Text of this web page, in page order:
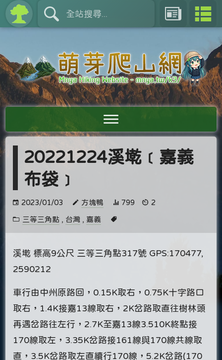
20221224溪墘﹝嘉義
布袋﹞
2023/01/03 方塊鴨 799 2
三等三角點 , 台灣 , 嘉義
溪墘 標高9公尺 三等三角點317號 GPS:170477,
2590212
車行由中州原路回，0.15K取右，0.75K十字路口
取右，1.4K接嘉13線取右，2K岔路取直往樹林頭
再遇岔路往左行，2.7K至嘉13線3.510K終點接
170線取左，3.35K岔路接161線與170線共線取
直，3.5K岔路取左直續行170線，5.2K岔路(170